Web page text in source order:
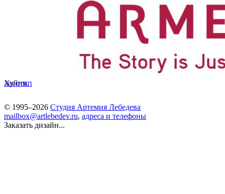
Хуйня.
логотип
© 1995–2026 Студия Артемия Лебедева
mailbox@artlebedev.ru, адреса и телефоны
Заказать дизайн...